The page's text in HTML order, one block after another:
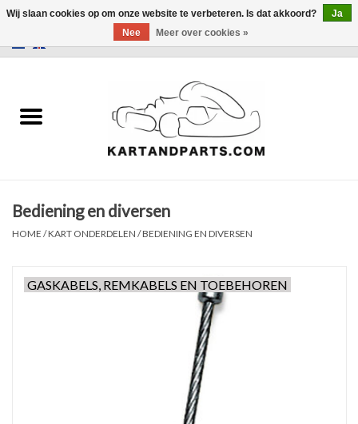
Sale
Kart Onderdelen
Bediening en diversen
HOME /KART ONDERDELEN /BEDIENING EN DIVERSEN
GASKABELS, REMKABELS EN TOEBEHOREN
Wij slaan cookies op om onze website te verbeteren. Is dat akkoord?
Ja
Nee
Meer over cookies »